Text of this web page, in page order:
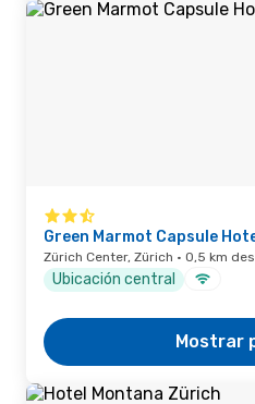
Green Marmot Capsule
Zürich Center, Zürich · 0,5 km
Ubicación central
Mostrar